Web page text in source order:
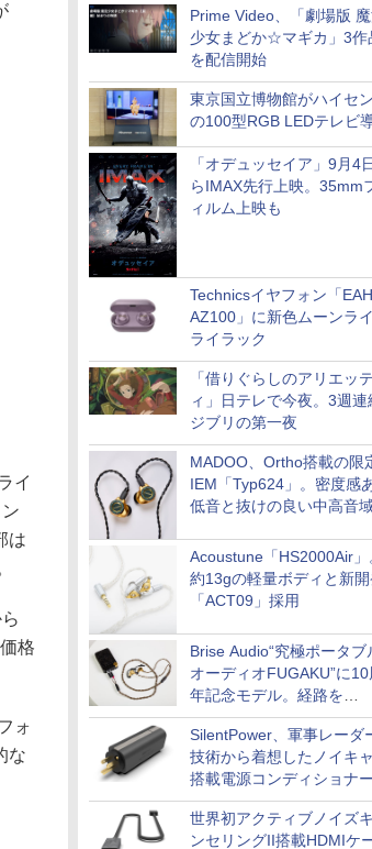
Prime Video、「劇場版
少女まどか☆マギカ」3作
を配信開始
東京国立博物館がハイセ
の100型RGB LEDテレビ
「オデュッセイア」9月4
らIMAX先行上映。35mm
ィルム上映も
Technicsイヤフォン「
AZ100」に新色ムーンラ
ライラック
「借りぐらしのアリエッテ
ィ」日テレで今夜。3週連
ジブリの第一夜
MADOO、Ortho搭載の限
IEM「Typ624」。密度感
低音と抜けの良い中高音
Acoustune「HS2000Air」
約13gの軽量ボディと新開
「ACT09」採用
Brise Audio“究極ポータブ
オーディオFUGAKU”に10
年記念モデル。経路を
NISHIKIで統一。400万円
SilentPower、軍事レーダ
技術から着想したノイキ
搭載電源コンディショナー
「AC iPurifier2」
世界初アクティブノイズ
ンセリングII搭載HDMIケ
イ
は
格
ォ
な